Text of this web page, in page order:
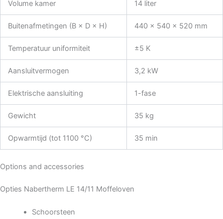
Volume kamer 14 liter
Buitenafmetingen (B × D × H) 440 × 540 × 520 mm
Temperatuur uniformiteit ±5 K
Aansluitvermogen 3,2 kW
Elektrische aansluiting 1-fase
Gewicht 35 kg
Opwarmtijd (tot 1100 °C) 35 min
Options and accessories
Opties Nabertherm LE 14/11 Moffeloven
Schoorsteen